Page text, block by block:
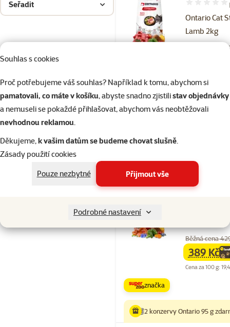
Souhlas s cookies
Proč potřebujeme váš souhlas? Například k tomu, abychom si
pamatovali, co máte v košíku, abyste snadno zjistilistav objednávky
a nemuseli se pokaždé přihlašovat, abychom vás neobtěžovali
nevhodnou reklamou.
Děkujeme,k vašim datům se budeme chovat slušně.
Zásady použití cookies
Pouze nezbytné
Přijmout vše
Podrobné nastavení
Seřadit
Ontario Cat
Lamb 2kg
Hodnocení
Běžná cena
značka
Běžná cena
family
389 Kč
Cena za 100 g:
značka
2 konzervy Ontario 95 g